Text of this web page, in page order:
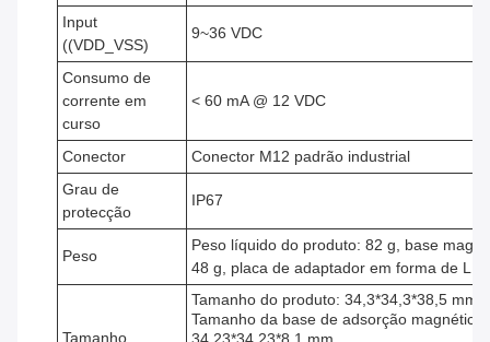
Input
((VDD_VSS)
9~36 VDC
Consumo de
corrente em
curso
< 60 mA @ 12 VDC
Conector
Conector M12 padrão industrial
Grau de
protecção
IP67
Peso
Peso líquido do produto: 82 g, base
48 g, placa de adaptador em forma de L
Tamanho
Tamanho do produto: 34,3*34,3*38,5 mm
Tamanho da base de adsorção magnética: